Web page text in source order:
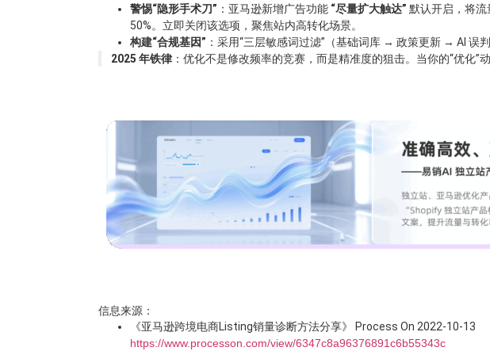
警惕“隐形手术刀” ：亚马逊新增广告功能 “尽量扩大触达” 默认开启，将流
50%。立即关闭该选项，聚焦站内高转化场景。
构建“合规基因” ：采用“三层敏感词过滤”（基础词库 → 政策更新 → AI 误
2025 年铁律：优化不是修改频率的竞赛，而是精准度的狙击。当你的“优化”
信息来源：
《亚马逊跨境电商Listing销量诊断方法分享》 Process On 2022-10-13
https://www.processon.com/view/6347c8a96376891c6b55343c